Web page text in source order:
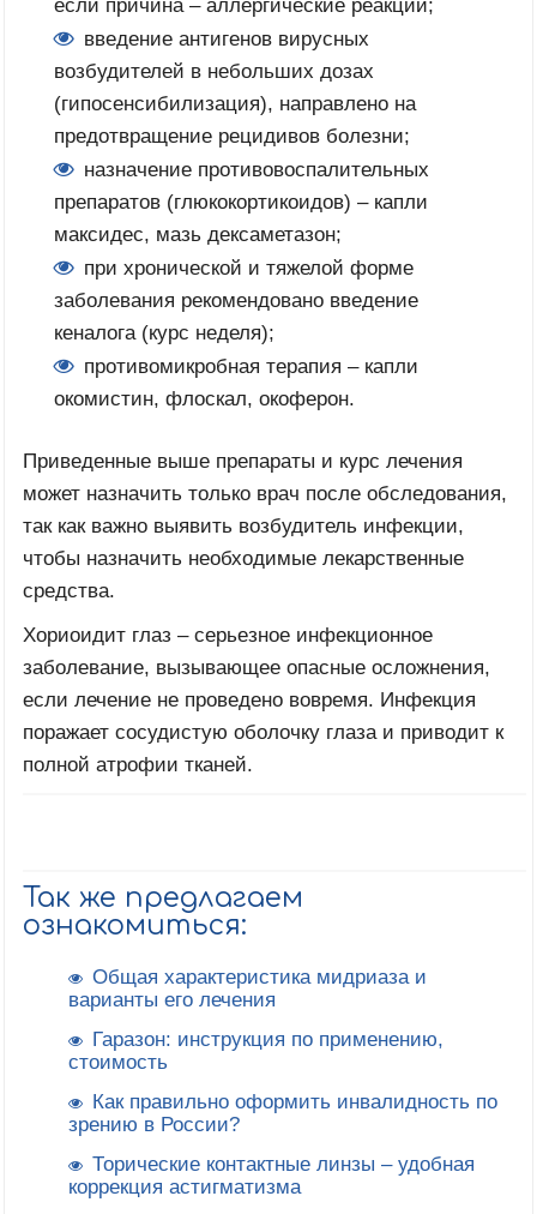
если причина – аллергические реакции;
введение антигенов вирусных
возбудителей в небольших дозах
(гипосенсибилизация), направлено на
предотвращение рецидивов болезни;
назначение противовоспалительных
препаратов (глюкокортикоидов) – капли
максидес, мазь дексаметазон;
при хронической и тяжелой форме
заболевания рекомендовано введение
кеналога (курс неделя);
противомикробная терапия – капли
окомистин, флоскал, окоферон.
Приведенные выше препараты и курс лечения
может назначить только врач после обследования,
так как важно выявить возбудитель инфекции,
чтобы назначить необходимые лекарственные
средства.
Хориоидит глаз – серьезное инфекционное
заболевание, вызывающее опасные осложнения,
если лечение не проведено вовремя. Инфекция
поражает сосудистую оболочку глаза и приводит к
полной атрофии тканей.
Так же предлагаем
ознакомиться:
Общая характеристика мидриаза и
варианты его лечения
Гаразон: инструкция по применению,
стоимость
Как правильно оформить инвалидность по
зрению в России?
Торические контактные линзы – удобная
коррекция астигматизма